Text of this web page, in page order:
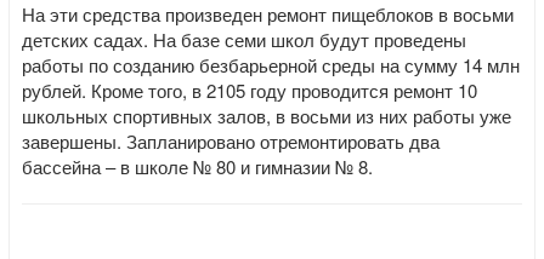
На эти средства произведен ремонт пищеблоков в восьми
детских садах. На базе семи школ будут проведены
работы по созданию безбарьерной среды на сумму 14 млн
рублей. Кроме того, в 2105 году проводится ремонт 10
школьных спортивных залов, в восьми из них работы уже
завершены. Запланировано отремонтировать два
бассейна – в школе № 80 и гимназии № 8.